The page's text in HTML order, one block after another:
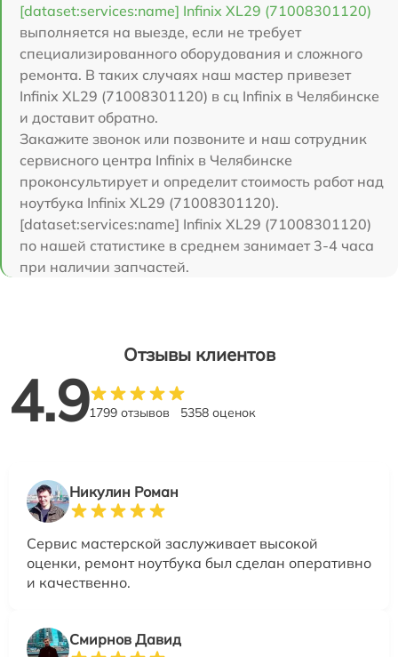
[dataset:services:name] Infinix XL29 (71008301120)
выполняется на выезде, если не требует
специализированного оборудования и сложного
ремонта. В таких случаях наш мастер привезет
Infinix XL29 (71008301120) в сц Infinix в Челябинске
и доставит обратно.
Закажите звонок или позвоните и наш сотрудник
сервисного центра Infinix в Челябинске
проконсультирует и определит стоимость работ над
ноутбука Infinix XL29 (71008301120).
[dataset:services:name] Infinix XL29 (71008301120)
по нашей статистике в среднем занимает 3-4 часа
при наличии запчастей.
Отзывы клиентов
4.91799 отзывов 5358 оценок
Никулин Роман
Сервис мастерской заслуживает высокой
оценки, ремонт ноутбука был сделан оперативно
и качественно.
Смирнов Давид